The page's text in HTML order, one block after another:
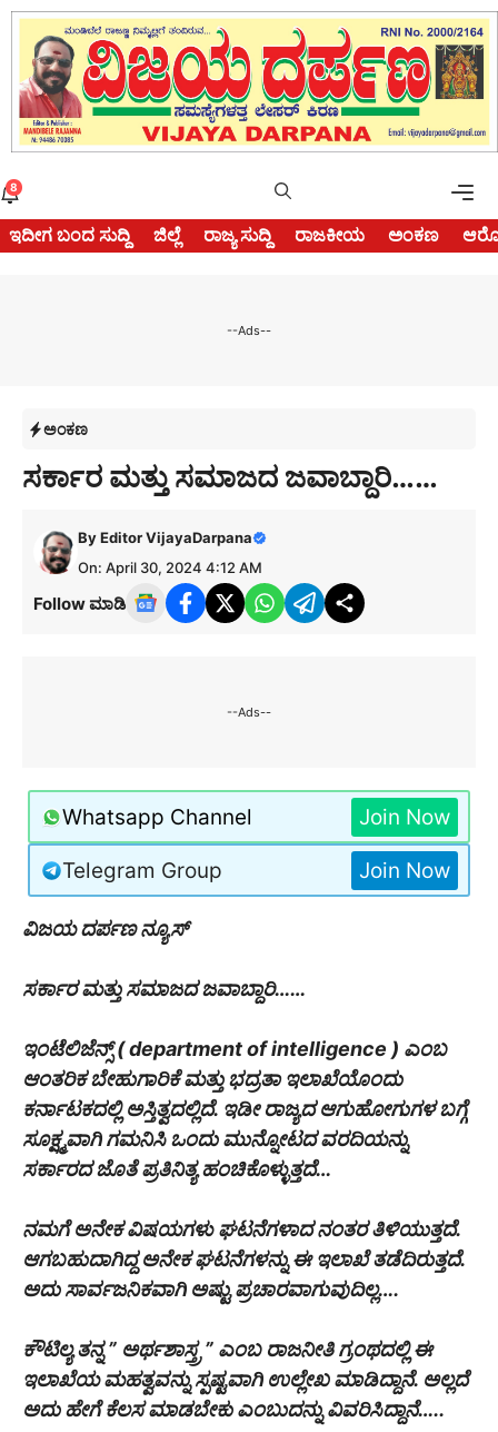
Skip
content
8
ಇದೀಗ ಬಂದ ಸುದ್ದಿ ಜಿಲ್ಲೆ ರಾಜ್ಯ ಸುದ್ದಿ ರಾಜಕೀಯ ಅಂಕಣ
--Ads--
ಅಂಕಣ
ಸರ್ಕಾರ ಮತ್ತು ಸಮಾಜದ ಜವಾಬ್ದಾರಿ……
ByEditor VijayaDarpana
On: April 30, 2024 4:12 AM
Follow ಮಾಡಿ
--Ads--
Whatsapp Channel Join Now
Telegram Group Join Now
ವಿಜಯ ದರ್ಪಣ ನ್ಯೂಸ್
ಸರ್ಕಾರ ಮತ್ತು ಸಮಾಜದ ಜವಾಬ್ದಾರಿ……
ಇಂಟೆಲಿಜೆನ್ಸ್ ( department of intelligence ) ಎಂಬ
ಆಂತರಿಕ ಬೇಹುಗಾರಿಕೆ ಮತ್ತು ಭದ್ರತಾ ಇಲಾಖೆಯೊಂದು
ಕರ್ನಾಟಕದಲ್ಲಿ ಅಸ್ತಿತ್ವದಲ್ಲಿದೆ. ಇಡೀ ರಾಜ್ಯದ ಆಗುಹೋಗುಗಳ ಬಗ್ಗೆ
ಸೂಕ್ಷ್ಮವಾಗಿ ಗಮನಿಸಿ ಒಂದು ಮುನ್ನೋಟದ ವರದಿಯನ್ನು
ಸರ್ಕಾರದ ಜೊತೆ ಪ್ರತಿನಿತ್ಯ ಹಂಚಿಕೊಳ್ಳುತ್ತದೆ…
ನಮಗೆ ಅನೇಕ ವಿಷಯಗಳು ಘಟನೆಗಳಾದ ನಂತರ ತಿಳಿಯುತ್ತದೆ.
ಆಗಬಹುದಾಗಿದ್ದ ಅನೇಕ ಘಟನೆಗಳನ್ನು ಈ ಇಲಾಖೆ ತಡೆದಿರುತ್ತದೆ.
ಅದು ಸಾರ್ವಜನಿಕವಾಗಿ ಅಷ್ಟು ಪ್ರಚಾರವಾಗುವುದಿಲ್ಲ….
ಕೌಟಿಲ್ಯ ತನ್ನ ” ಅರ್ಥಶಾಸ್ತ್ರ ” ಎಂಬ ರಾಜನೀತಿ ಗ್ರಂಥದಲ್ಲಿ ಈ
ಇಲಾಖೆಯ ಮಹತ್ವವನ್ನು ಸ್ಪಷ್ಟವಾಗಿ ಉಲ್ಲೇಖ ಮಾಡಿದ್ದಾನೆ. ಅಲ್ಲದೆ
ಅದು ಹೇಗೆ ಕೆಲಸ ಮಾಡಬೇಕು ಎಂಬುದನ್ನು ವಿವರಿಸಿದ್ದಾನೆ…..